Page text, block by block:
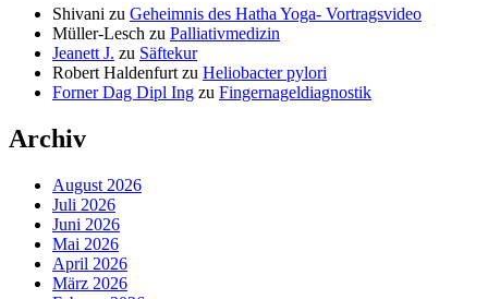
Shivani zu Geheimnis des Hatha Yoga- Vortragsvideo
Müller-Lesch zu Palliativmedizin
Jeanett J. zu Säftekur
Robert Haldenfurt zu Heliobacter pylori
Forner Dag Dipl Ing zu Fingernageldiagnostik
Archiv
August 2026
Juli 2026
Juni 2026
Mai 2026
April 2026
März 2026